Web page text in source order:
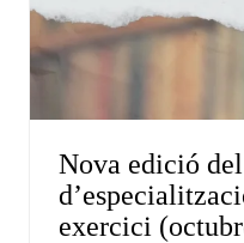
Nova edició
exercici